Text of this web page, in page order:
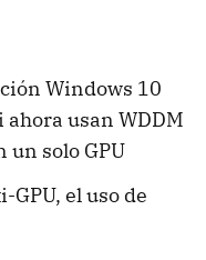
Windows 10
ahora usan WDDM
un solo GPU
el uso de